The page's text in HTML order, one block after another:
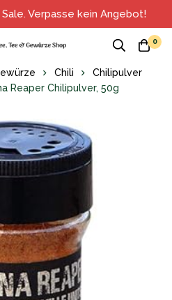
Verpasse kein Angebot!
0
Chili
Chilipulver
Reaper Chilipulver, 50g